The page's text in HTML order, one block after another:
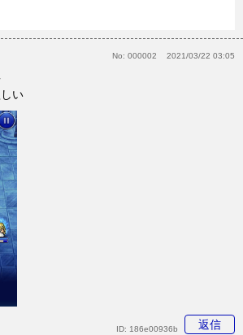
No: 000002 2021/03/22 03:05
い
返信
ID: 186e00936b